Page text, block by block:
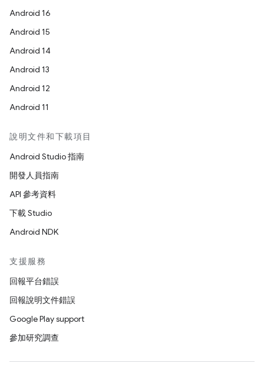
Android 16
Android 15
Android 14
Android 13
Android 12
Android 11
說明文件和下載項目
Android Studio 指南
開發人員指南
API 參考資料
下載 Studio
Android NDK
支援服務
回報平台錯誤
回報說明文件錯誤
Google Play support
參加研究調查